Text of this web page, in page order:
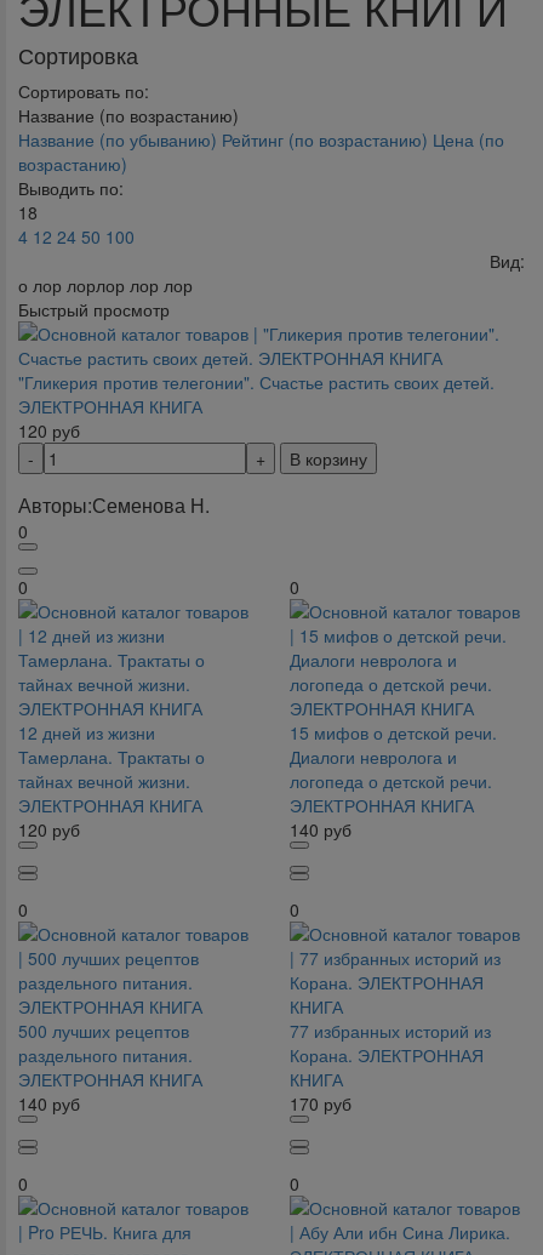
Сортировка
Сортировать по:
Название (по возрастанию)
Название (по убыванию) Рейтинг (по возрастанию) Цена (по
возрастанию)
Выводить по:
18
4 12 24 50 100
Вид:
о лор лорлор лор лор
Быстрый просмотр
"Гликерия против телегонии". Счастье растить своих детей.
ЭЛЕКТРОННАЯ КНИГА
120 руб
В корзину
Авторы:Семенова Н.
0
0
12 дней из жизни
Тамерлана. Трактаты о
тайнах вечной жизни.
ЭЛЕКТРОННАЯ КНИГА
120 руб
0
15 мифов о детской речи.
Диалоги невролога и
логопеда о детской речи.
ЭЛЕКТРОННАЯ КНИГА
140 руб
0
500 лучших рецептов
раздельного питания.
ЭЛЕКТРОННАЯ КНИГА
140 руб
0
77 избранных историй из
Корана. ЭЛЕКТРОННАЯ
КНИГА
170 руб
0 0